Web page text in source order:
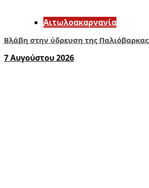
Αιτωλοακαρνανία
Βλάβη στην ύδρευση της Παλιόβαρκας
7 Αυγούστου 2026